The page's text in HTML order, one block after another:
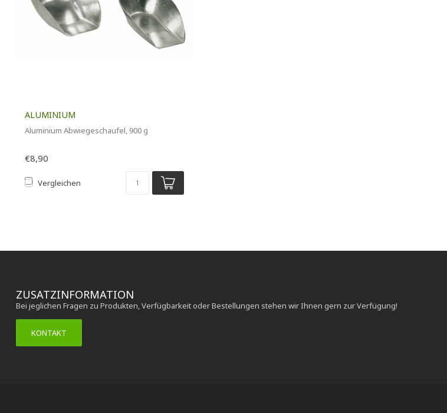
ALUMINIUM
Aluminium Abwiegeschaufel, 900 g
€8,90
Vergleichen
ZUSATZINFORMATION
Bei jeglichen Fragen zu Produkten, Verfügbarkeit oder Bestellungen stehen wir Ihnen gern zur Verfügung!
KONTAKT